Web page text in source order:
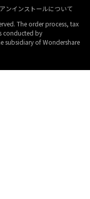
アンインストールについて
The order process, tax
conducted by
subsidiary of Wondershare